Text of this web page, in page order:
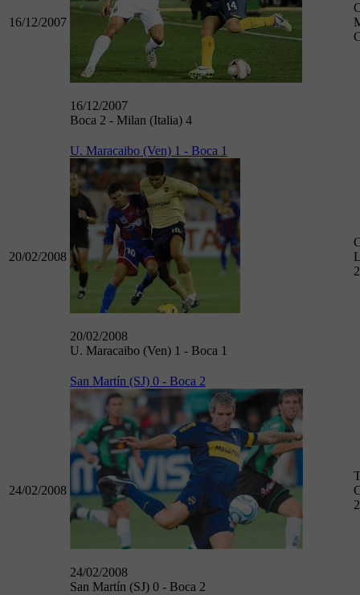
16/12/2007
16/12/2007
Boca 2 - Milan (Italia) 4
20/02/2008
U. Maracaibo (Ven) 1 - Boca 1
20/02/2008
U. Maracaibo (Ven) 1 - Boca 1
24/02/2008
San Martín (SJ) 0 - Boca 2
24/02/2008
San Martín (SJ) 0 - Boca 2